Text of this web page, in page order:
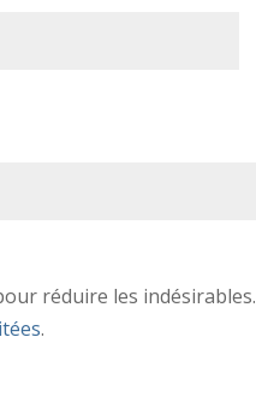
réduire les indésirables.
.